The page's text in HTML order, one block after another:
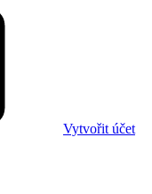
Vytvořit účet